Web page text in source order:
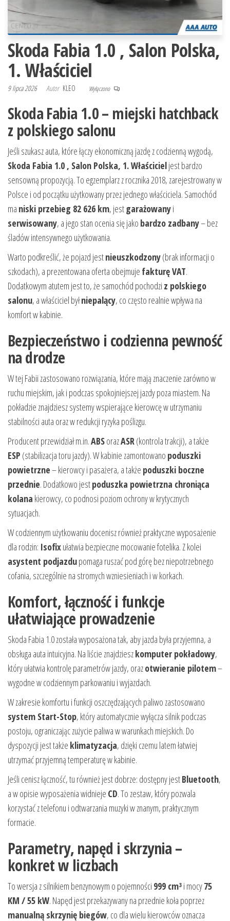
Skoda Fabia 1.0 , Salon Polska,
1. Właściciel
9 lipca 2026 Autor KLEO Wyłączono
Skoda Fabia 1.0 – miejski hatchback
z polskiego salonu
Jeśli szukasz auta, które łączy ekonomiczną jazdę z codzienną wygodą,
Skoda Fabia 1.0 , Salon Polska, 1. Właścicieljest bardzo
sensowną propozycją. To egzemplarz z rocznika 2018, zarejestrowany w
Polsce i od początku użytkowany przez jednego właściciela. Samochód
ma niski przebieg 82 626 km, jestgarażowanyi
serwisowany, a jego stan ocenia się jako bardzo zadbany– bez
śladów intensywnego użytkowania.
Warto podkreślić, że pojazd jestnieuszkodzony(brak informacji o
szkodach), a prezentowana oferta obejmuje fakturę VAT.
Dodatkowym atutem jest to, że samochód pochodzi z polskiego
salonu, a właściciel byłniepalący, co często realnie wpływa na
komfort w kabinie.
Bezpieczeństwo i codzienna pewność
na drodze
W tej Fabii zastosowano rozwiązania, które mają znaczenie zarówno w
ruchu miejskim, jak i podczas spokojniejszej jazdy poza miastem. Na
pokładzie znajdziesz systemy wspierające kierowcę w utrzymaniu
stabilności auta oraz w redukcji ryzyka poślizgu.
Producent przewidział m.in.ABSorazASR(kontrola trakcji), a także
ESP (stabilizacja toru jazdy). W kabinie zamontowano poduszki
powietrzne– kierowcy i pasażera, a także poduszki boczne
przednie. Dodatkowo jestpoduszka powietrzna chroniąca
kolana kierowcy, co podnosi poziom ochrony w krytycznych
sytuacjach.
W codziennym użytkowaniu docenisz również praktyczne wyposażenie
dla rodzin: Isofixułatwia bezpieczne mocowanie fotelika. Z kolei
asystent podjazdupomaga ruszać pod górę bez niepotrzebnego
cofania, szczególnie na stromych wzniesieniach i w korkach.
Komfort, łączność i funkcje
ułatwiające prowadzenie
Skoda Fabia 1.0 została wyposażona tak, aby jazda była przyjemna, a
obsługa auta intuicyjna. Na liście znajdzieszkomputer pokładowy,
który ułatwia kontrolę parametrów jazdy, orazotwieranie pilotem–
wygodne w codziennym parkowaniu i wyjazdach.
W zakresie komfortu i funkcji oszczędzających paliwo zastosowano
system Start-Stop, który automatycznie wyłącza silnik podczas
postoju, ograniczając zużycie paliwa w warunkach miejskich. Do
dyspozycji jest także klimatyzacja, dzięki czemu latem łatwiej
utrzymać przyjemną temperaturę w kabinie.
Jeśli cenisz łączność, tu również jest dobrze: dostępny jestBluetooth,
a w opisie wyposażenia widnieje CD. To zestaw, który pozwala
korzystać z telefonu i odtwarzania muzyki w znanym, praktycznym
formacie.
Parametry, napęd i skrzynia –
konkret w liczbach
To wersja z silnikiem benzynowym o pojemności 999 cm³i mocy75
KM / 55 kW. Napęd jest przekazywany na przednie koła poprzez
manualną skrzynię biegów, co dla wielu kierowców oznacza